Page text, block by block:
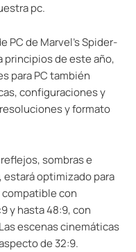
pc.
PC de Marvel’s Spider-
principios de este año,
para PC también
configuraciones y
y formato
sombras e
estará optimizado para
con
y hasta 48:9, con
escenas cinemáticas
de 32:9.